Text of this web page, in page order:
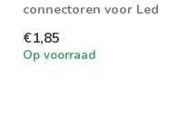
connectoren voor Led
€1,85
Op voorraad